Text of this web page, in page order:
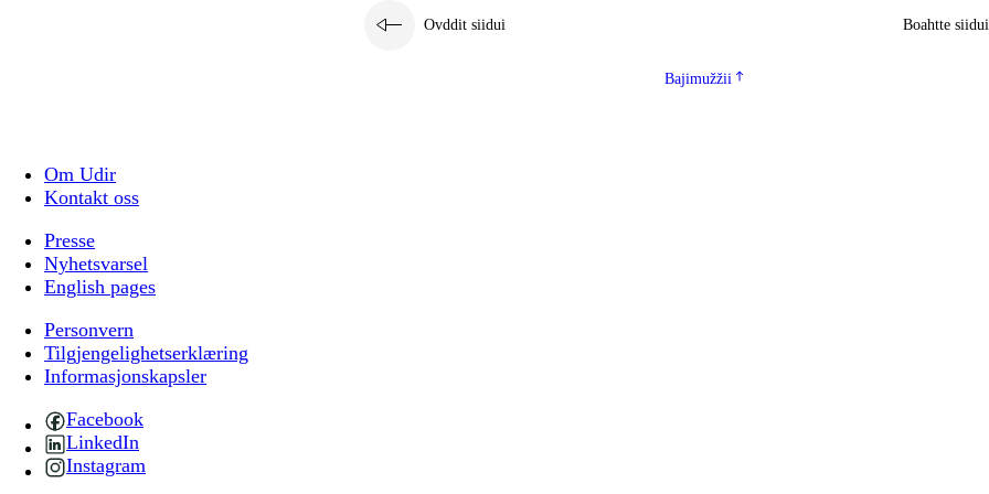
Ovddit siidui Boahtte siidui
Bajimužžii
Om Udir
Kontakt oss
Presse
Nyhetsvarsel
English pages
Personvern
Tilgjengelighetserklæring
Informasjonskapsler
Facebook
LinkedIn
Instagram